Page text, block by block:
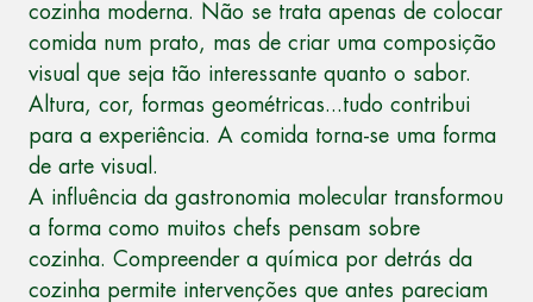
cozinha moderna. Não se trata apenas de colocar
comida num prato, mas de criar uma composição
visual que seja tão interessante quanto o sabor.
Altura, cor, formas geométricas...tudo contribui
para a experiência. A comida torna-se uma forma
de arte visual.
A influência da gastronomia molecular transformou
a forma como muitos chefs pensam sobre
cozinha. Compreender a química por detrás da
cozinha permite intervenções que antes pareciam